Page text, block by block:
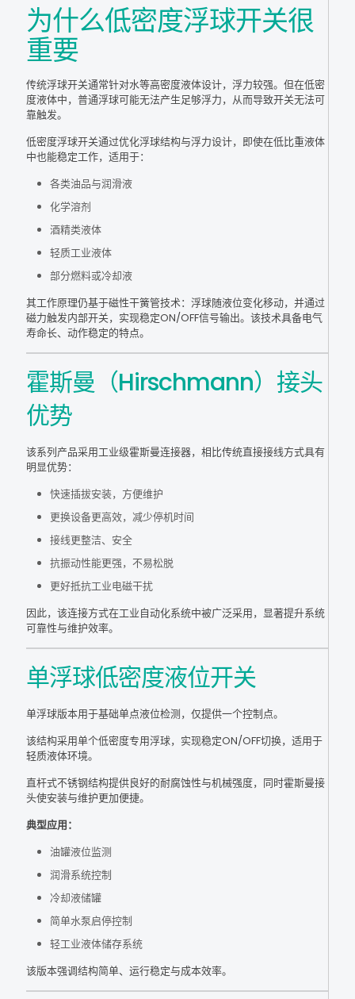
为什么低密度浮球开关很
重要
传统浮球开关通常针对水等高密度液体设计，浮力较强。但在低密
度液体中，普通浮球可能无法产生足够浮力，从而导致开关无法可
靠触发。
低密度浮球开关通过优化浮球结构与浮力设计，即使在低比重液体
中也能稳定工作，适用于：
各类油品与润滑液
化学溶剂
酒精类液体
轻质工业液体
部分燃料或冷却液
其工作原理仍基于磁性干簧管技术：浮球随液位变化移动，并通过
磁力触发内部开关，实现稳定ON/OFF信号输出。该技术具备电气
寿命长、动作稳定的特点。
霍斯曼（Hirschmann）接头
优势
该系列产品采用工业级霍斯曼连接器，相比传统直接接线方式具有
明显优势：
快速插拔安装，方便维护
更换设备更高效，减少停机时间
接线更整洁、安全
抗振动性能更强，不易松脱
更好抵抗工业电磁干扰
因此，该连接方式在工业自动化系统中被广泛采用，显著提升系统
可靠性与维护效率。
单浮球低密度液位开关
单浮球版本用于基础单点液位检测，仅提供一个控制点。
该结构采用单个低密度专用浮球，实现稳定ON/OFF切换，适用于
轻质液体环境。
直杆式不锈钢结构提供良好的耐腐蚀性与机械强度，同时霍斯曼接
头使安装与维护更加便捷。
典型应用：
油罐液位监测
润滑系统控制
冷却液储罐
简单水泵启停控制
轻工业液体储存系统
该版本强调结构简单、运行稳定与成本效率。